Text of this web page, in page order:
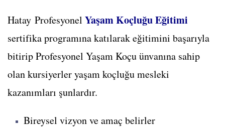
Hatay Profesyonel Yaşam Koçluğu Eğitimi
sertifika programına katılarak eğitimini başarıyla
bitirip Profesyonel Yaşam Koçu ünvanına sahip
olan kursiyerler yaşam koçluğu mesleki
kazanımları şunlardır.
Bireysel vizyon ve amaç belirler